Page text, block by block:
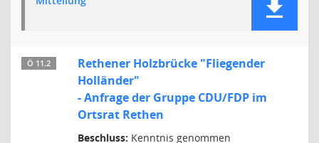
Ö 11.2
Rethener Holzbrücke "Fliegender
Holländer"
- Anfrage der Gruppe CDU/FDP im
Ortsrat Rethen
Beschluss: Kenntnis genommen